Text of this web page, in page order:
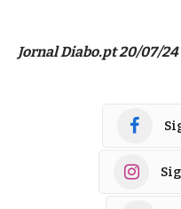
Jornal Diabo.pt 20/07/24